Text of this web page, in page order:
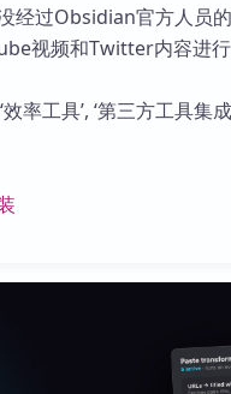
经过Obsidian官方人员
视频和Twitter内容进
率工具’, ‘第三方工具集